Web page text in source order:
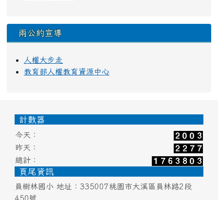
兩公約宣導
人權大步走
教育部人權教育資源中心
頁尾區域內容
計數器
今天：
昨天：
總計：
頁尾資訊
員樹林國小 地址：335007桃園市大溪區員林路2段
450號